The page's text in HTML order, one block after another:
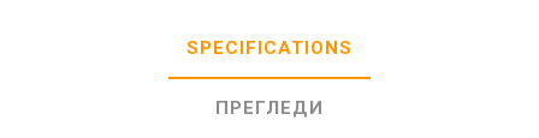
SPECIFICATIONS
ПРЕГЛЕДИ